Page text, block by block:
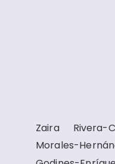
Zaira Rivera-
Morales-